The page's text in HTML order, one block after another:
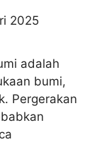
2025
adalah
bumi,
Pergerakan